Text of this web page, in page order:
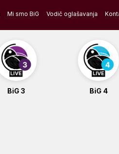
Mi smo BiG Vodič oglašavanja
BiG 3 BiG 4